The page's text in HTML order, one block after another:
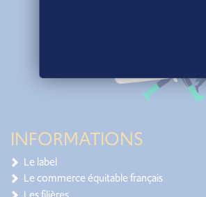
INFORMATIONS
Le label
Le commerce équitable français